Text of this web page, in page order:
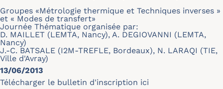
Groupes «Métrologie thermique et Techniques inverses »
et « Modes de transfert»
Journée Thématique organisée par:
D. MAILLET (LEMTA, Nancy), A. DEGIOVANNI (LEMTA,
Nancy)
J.-C. BATSALE (I2M-TREFLE, Bordeaux), N. LARAQI (TIE,
Ville d'Avray)
13/06/2013
Télécharger le bulletin d'inscription ici